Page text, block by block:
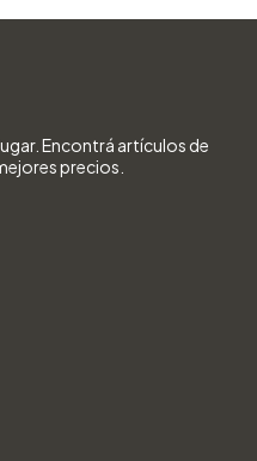
Encontrá artículos de
precios.